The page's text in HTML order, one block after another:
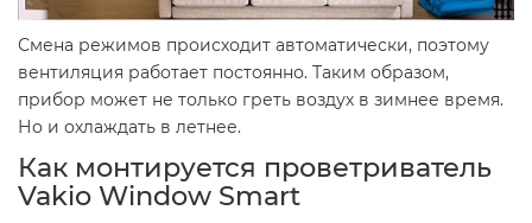
Смена режимов происходит автоматически, поэтому
вентиляция работает постоянно. Таким образом,
прибор может не только греть воздух в зимнее время.
Но и охлаждать в летнее.
Как монтируется проветриватель
Vakio Window Smart